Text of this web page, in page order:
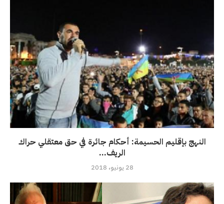
النهج بإقليم الحسيمة: أحكام جائرة في حق معتقلي حراك
الريف...
28 يونيو، 2018